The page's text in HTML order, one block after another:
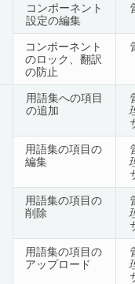
コンポーネント
設定の編集
コンポーネント
のロック、翻訳
の防止
用語集への項目
の追加
用語集の項目の
編集
用語集の項目の
削除
用語集の項目の
アップロード